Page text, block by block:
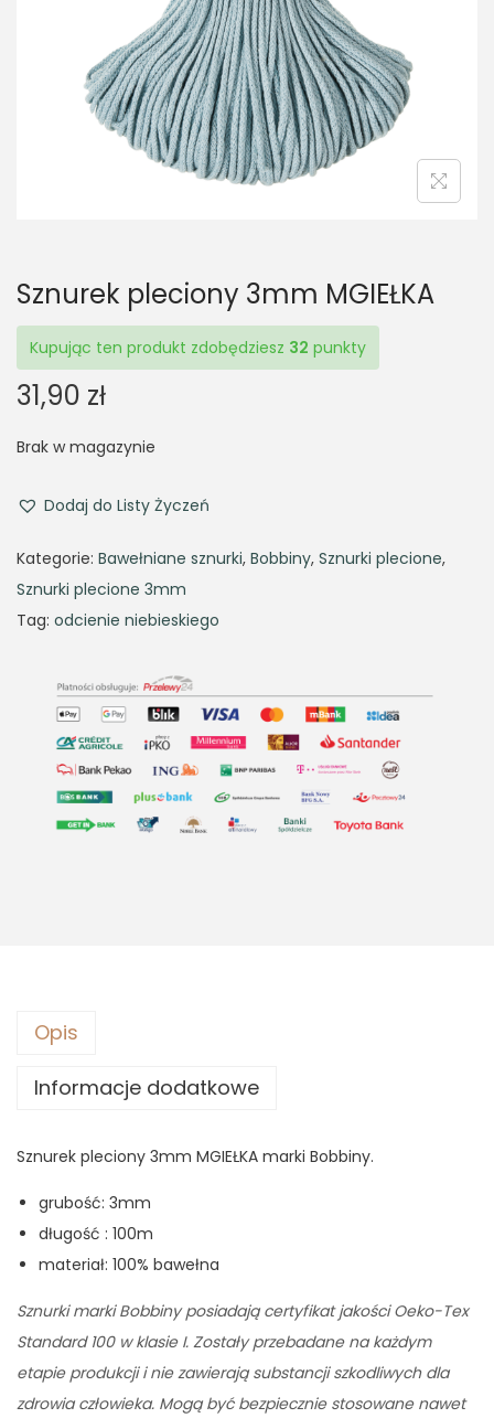
t
i
o
n
t
Sznurek pleciony 3mm MGIEŁKA
Kupując ten produkt zdobędziesz 32 punkty
31,90 zł
Brak w magazynie
Dodaj do Listy Życzeń
Kategorie: Bawełniane sznurki, Bobbiny, Sznurki plecione,
Sznurki plecione 3mm
Tag: odcienie niebieskiego
Opis
Informacje dodatkowe
Sznurek pleciony 3mm MGIEŁKA marki Bobbiny.
grubość: 3mm
długość : 100m
materiał: 100% bawełna
Sznurki marki Bobbiny posiadają certyfikat jakości Oeko-Tex
Standard 100 w klasie I. Zostały przebadane na każdym
etapie produkcji i nie zawierają substancji szkodliwych dla
zdrowia człowieka. Mogą być bezpiecznie stosowane nawet